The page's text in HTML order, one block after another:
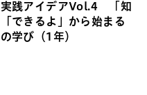
実践アイデアVol.4 「知
できるよ」から始まる
学び（1年）